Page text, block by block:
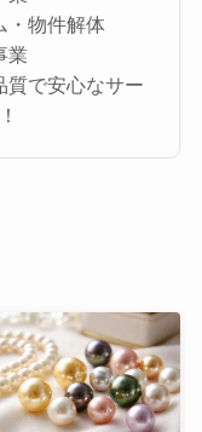
・物件解体
業
質で安心なサー